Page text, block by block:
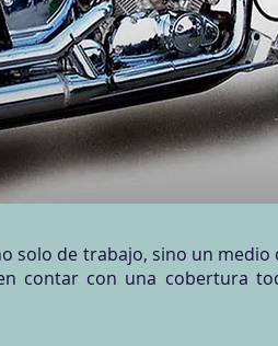
solo de trabajo, sino un
contar con una cobertura